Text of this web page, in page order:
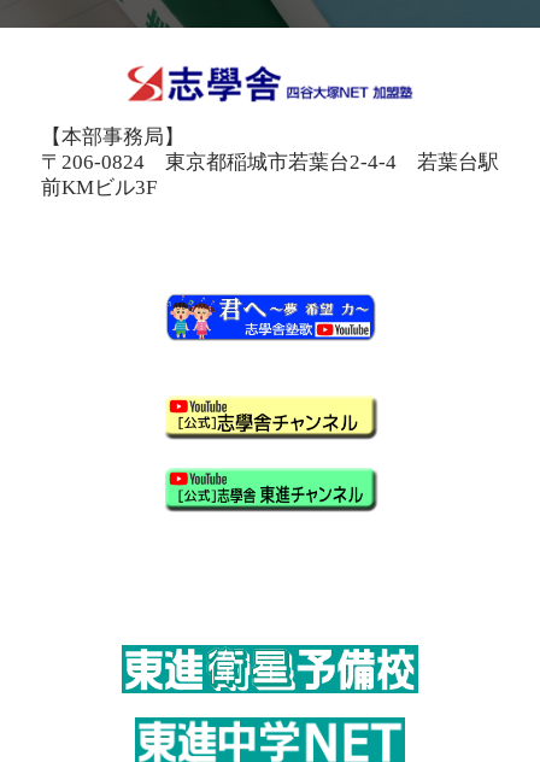
【本部事務局】
〒206-0824 東京都稲城市若葉台2-4-4 若葉台駅
前KMビル3F